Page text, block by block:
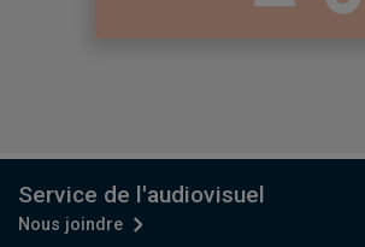
Service de l'audiovisuel
Nous joindre